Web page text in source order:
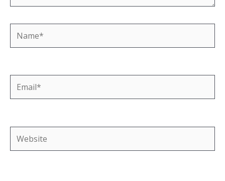
Name*
Email*
Website